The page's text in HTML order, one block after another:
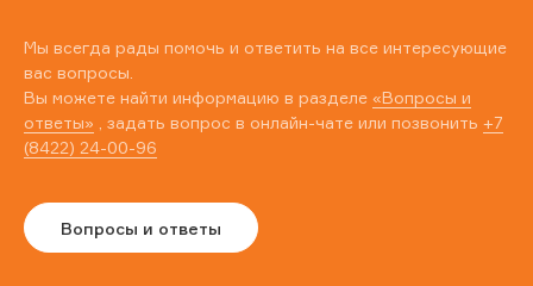
Мы всегда рады помочь и ответить на все интересующие
вас вопросы.
Вы можете найти информацию в разделе «Вопросы и
ответы» , задать вопрос в онлайн-чате или позвонить +7
(8422) 24-00-96
Вопросы и ответы